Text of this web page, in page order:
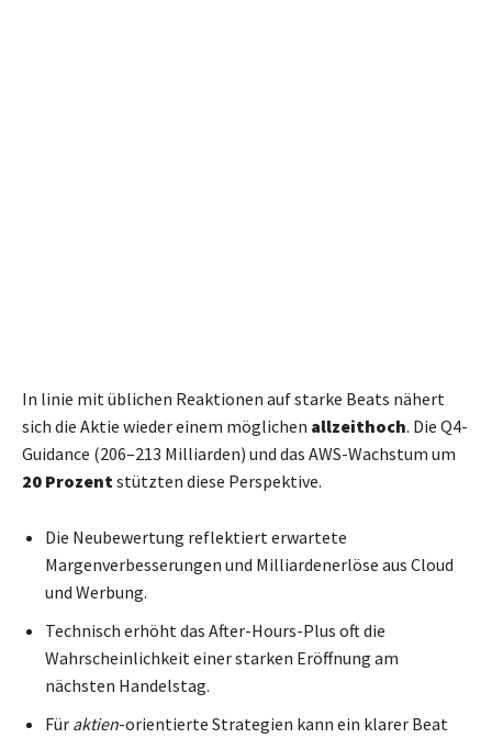
In linie mit üblichen Reaktionen auf starke Beats nähert
sich die Aktie wieder einem möglichen allzeithoch. Die Q4-
Guidance (206–213 Milliarden) und das AWS-Wachstum um
20 Prozent stützten diese Perspektive.
Die Neubewertung reflektiert erwartete
Margenverbesserungen und Milliardenerlöse aus Cloud
und Werbung.
Technisch erhöht das After-Hours-Plus oft die
Wahrscheinlichkeit einer starken Eröffnung am
nächsten Handelstag.
Für aktien-orientierte Strategien kann ein klarer Beat